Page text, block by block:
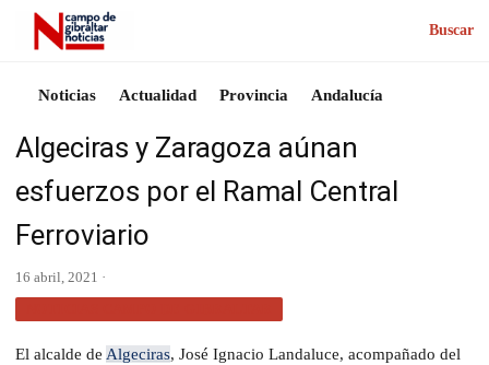
Buscar
Noticias Actualidad Provincia Andalucía
Algeciras y Zaragoza aúnan
esfuerzos por el Ramal Central
Ferroviario
16 abril, 2021 ·
El alcalde de Algeciras, José Ignacio Landaluce, acompañado del